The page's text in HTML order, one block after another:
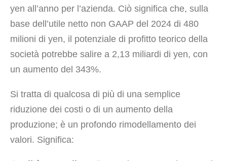
yen all’anno per l’azienda. Ciò significa che, sulla
base dell’utile netto non GAAP del 2024 di 480
milioni di yen, il potenziale di profitto teorico della
società potrebbe salire a 2,13 miliardi di yen, con
un aumento del 343%.
Si tratta di qualcosa di più di una semplice
riduzione dei costi o di un aumento della
produzione; è un profondo rimodellamento dei
valori. Significa: